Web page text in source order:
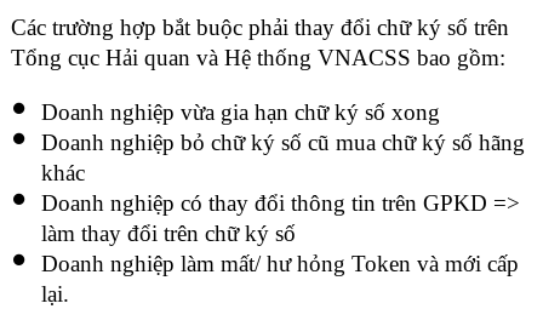
Các trường hợp bắt buộc phải thay đổi chữ ký số trên
Tổng cục Hải quan và Hệ thống VNACSS bao gồm:
Doanh nghiệp vừa gia hạn chữ ký số xong
Doanh nghiệp bỏ chữ ký số cũ mua chữ ký số hãng
khác
Doanh nghiệp có thay đổi thông tin trên GPKD =>
làm thay đổi trên chữ ký số
Doanh nghiệp làm mất/ hư hỏng Token và mới cấp
lại.